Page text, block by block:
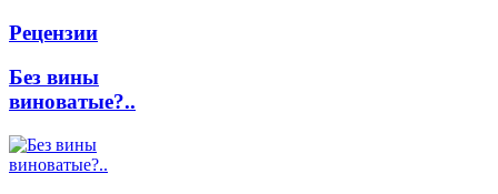
Рецензии
Без вины
виноватые?..